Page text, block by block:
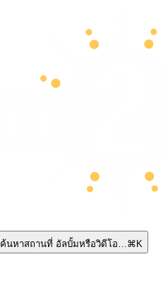
ค้นหาสถานที่ อัลบั้มหรือวิดีโอ…⌘K